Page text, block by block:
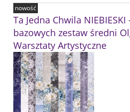
Ta Jedna Chwila
bazowych zestaw średni
Warsztaty Artystyczne
nowość